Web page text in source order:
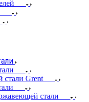
стали Grent
стали